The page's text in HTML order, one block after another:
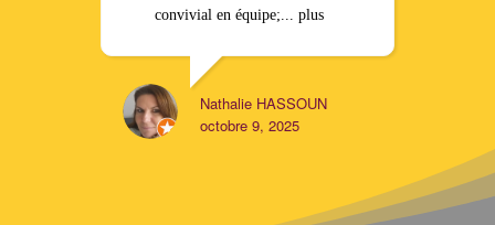
convivial en équipe; ... plus
Nathalie HASSOUN
octobre 9, 2025